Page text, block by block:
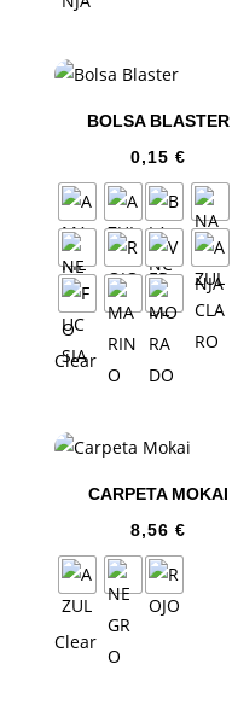
BOLSA BLASTER
0,15 €
Clear
CARPETA MOKAI
8,56 €
Clear